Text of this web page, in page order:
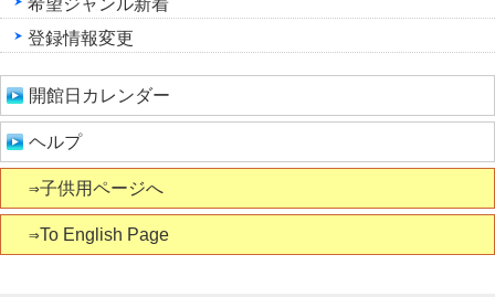
希望ジャンル新着
登録情報変更
開館日カレンダー
ヘルプ
⇒子供用ページへ
⇒To English Page